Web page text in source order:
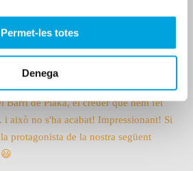
Permet-les totes
Denega